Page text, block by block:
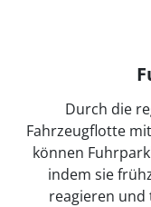
Durch die
Fahrzeugflotte
können
indem sie
reagieren und